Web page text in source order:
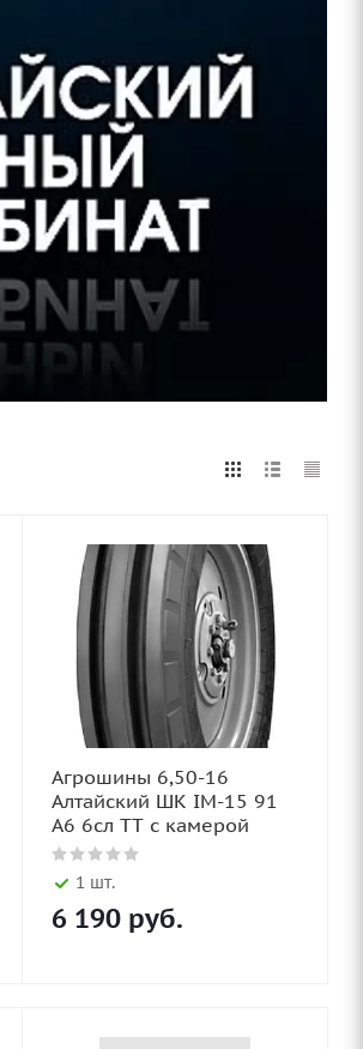
Агрошины 6,50-16
Алтайский ШК IM-15 91
А6 6сл TT с камерой
1 шт.
6 190 руб.